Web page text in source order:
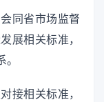
同省市场监督
展相关标准，
接相关标准，